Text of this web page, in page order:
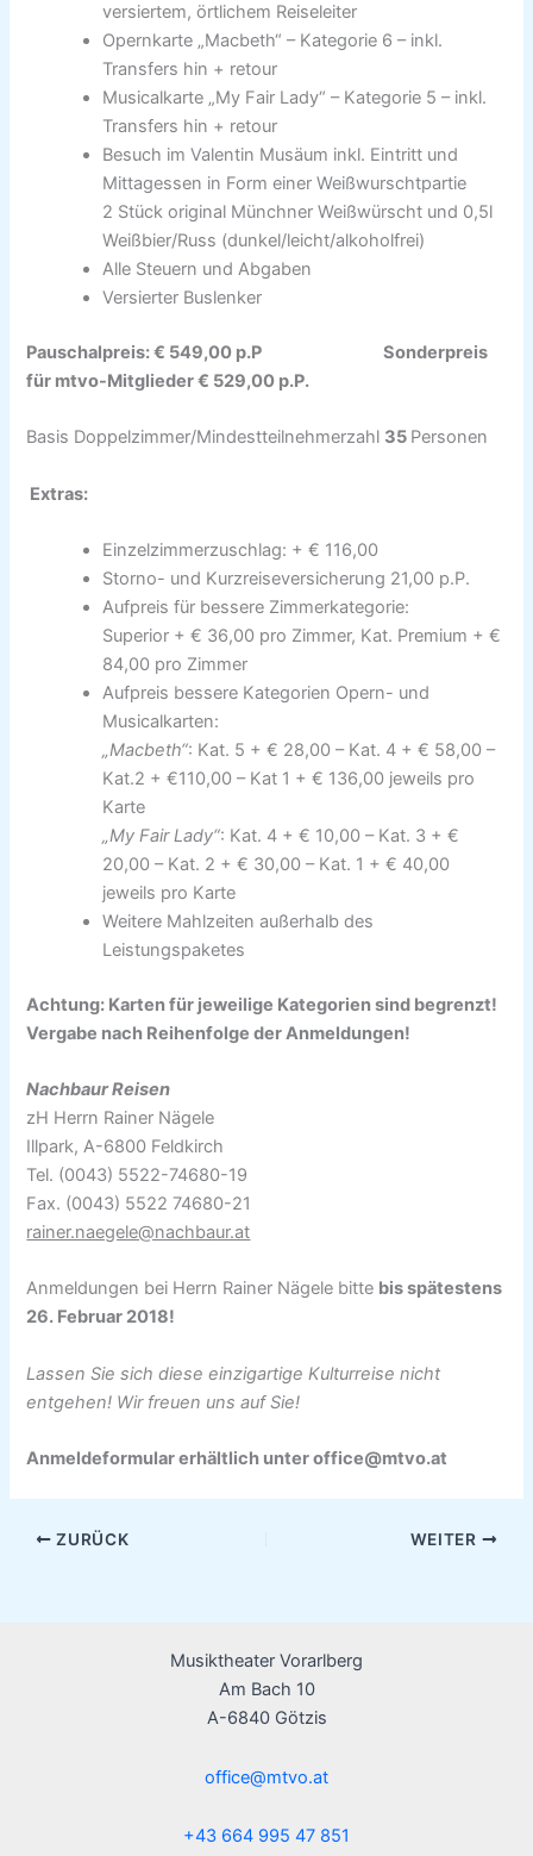
versiertem, örtlichem Reiseleiter
Opernkarte „Macbeth“ – Kategorie 6 – inkl.
Transfers hin + retour
Musicalkarte „My Fair Lady“ – Kategorie 5 – inkl.
Transfers hin + retour
Besuch im Valentin Musäum inkl. Eintritt und
Mittagessen in Form einer Weißwurschtpartie
2 Stück original Münchner Weißwürscht und 0,5l
Weißbier/Russ (dunkel/leicht/alkoholfrei)
Alle Steuern und Abgaben
Versierter Buslenker
Pauschalpreis:€ 549,00 p.P Sonderpreis
für mtvo-Mitglieder€ 529,00 p.P.
Basis Doppelzimmer/Mindestteilnehmerzahl 35 Personen
Extras:
Einzelzimmerzuschlag: + € 116,00
Storno- und Kurzreiseversicherung 21,00 p.P.
Aufpreis für bessere Zimmerkategorie:
Superior + € 36,00 pro Zimmer, Kat. Premium + €
84,00 pro Zimmer
Aufpreis bessere Kategorien Opern- und
Musicalkarten:
„Macbeth“: Kat. 5 + € 28,00 – Kat. 4 + € 58,00 –
Kat.2 + €110,00 – Kat 1 + € 136,00 jeweils pro
Karte
„My Fair Lady“: Kat. 4 + € 10,00 – Kat. 3 + €
20,00 – Kat. 2 + € 30,00 – Kat. 1 + € 40,00
jeweils pro Karte
Weitere Mahlzeiten außerhalb des
Leistungspaketes
Achtung: Karten für jeweilige Kategorien sind begrenzt!
Vergabe nach Reihenfolge der Anmeldungen!
Nachbaur Reisen
zH Herrn Rainer Nägele
Illpark, A-6800 Feldkirch
Tel. (0043) 5522-74680-19
Fax. (0043) 5522 74680-21
rainer.naegele@nachbaur.at
Anmeldungen bei Herrn Rainer Nägele bitte bis spätestens
26. Februar 2018!
Lassen Sie sich diese einzigartige Kulturreise nicht
entgehen! Wir freuen uns auf Sie!
Anmeldeformular erhältlich unter office@mtvo.at
ZURÜCK WEITER
Musiktheater Vorarlberg
Am Bach 10
A-6840 Götzis
office@mtvo.at
+43 664 995 47 851